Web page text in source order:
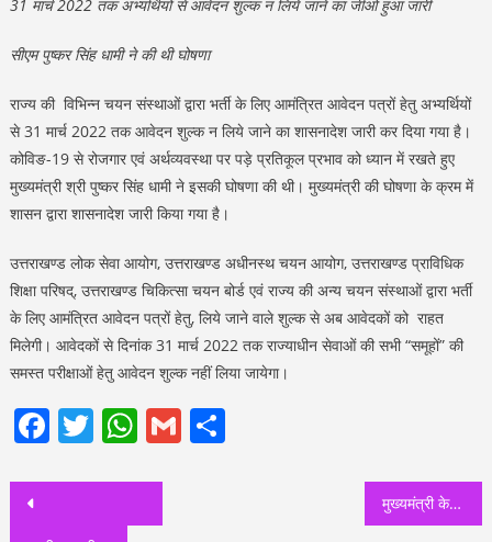
31 मार्च 2022 तक अभ्यर्थियों से आवेदन शुल्क न लिये जाने का जीओ हुआ जारी
सीएम पुष्कर सिंह धामी ने की थी घोषणा
राज्य की विभिन्न चयन संस्थाओं द्वारा भर्ती के लिए आमंत्रित आवेदन पत्रों हेतु अभ्यर्थियों
से 31 मार्च 2022 तक आवेदन शुल्क न लिये जाने का शासनादेश जारी कर दिया गया है।
कोविङ-19 से रोजगार एवं अर्थव्यवस्था पर पड़े प्रतिकूल प्रभाव को ध्यान में रखते हुए
मुख्यमंत्री श्री पुष्कर सिंह धामी ने इसकी घोषणा की थी। मुख्यमंत्री की घोषणा के क्रम में
शासन द्वारा शासनादेश जारी किया गया है।
उत्तराखण्ड लोक सेवा आयोग, उत्तराखण्ड अधीनस्थ चयन आयोग, उत्तराखण्ड प्राविधिक
शिक्षा परिषद्, उत्तराखण्ड चिकित्सा चयन बोर्ड एवं राज्य की अन्य चयन संस्थाओं द्वारा भर्ती
के लिए आमंत्रित आवेदन पत्रों हेतु, लिये जाने वाले शुल्क से अब आवेदकों को राहत
मिलेगी। आवेदकों से दिनांक 31 मार्च 2022 तक राज्याधीन सेवाओं की सभी “समूहों” की
समस्त परीक्षाओं हेतु आवेदन शुल्क नहीं लिया जायेगा।
Facebook
Twitter
WhatsApp
GmailShare
Post
मुख्यमंत्री के आदेश का उत्तराखंड विधानसभा में नही हो रहा पालन पढ़े